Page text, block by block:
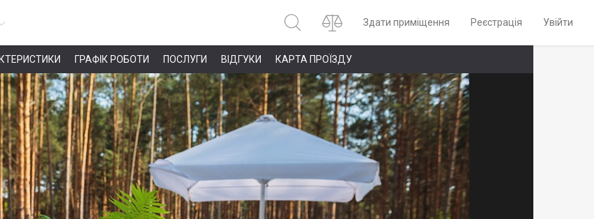
Здати приміщення Реєстрація Увійти
ГРАФІК РОБОТИ ПОСЛУГИ ВІДГУКИ КАРТА ПРОЇЗДУ